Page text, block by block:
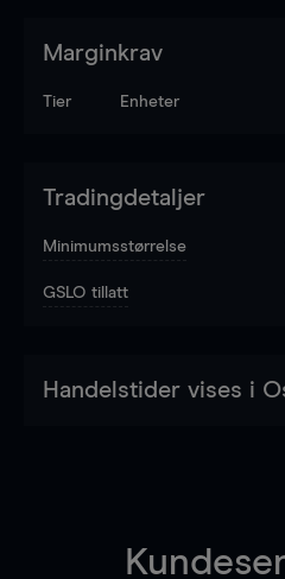
Marginkrav
Tier Enheter
Tradingdetaljer
Minimumsstørrelse
GSLO tillatt
Handelstider vises i